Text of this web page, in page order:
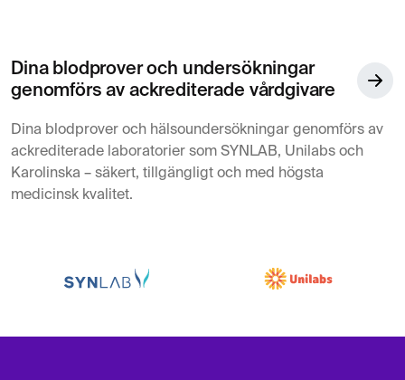
Dina blodprover och undersökningar
genomförs av ackrediterade vårdgivare
Dina blodprover och hälsoundersökningar genomförs av
ackrediterade laboratorier som SYNLAB, Unilabs och
Karolinska – säkert, tillgängligt och med högsta
medicinsk kvalitet.